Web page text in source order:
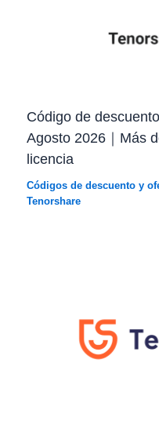
Código de
Agosto 2026｜Más
licencia
Códigos de descuento y
Tenorshare